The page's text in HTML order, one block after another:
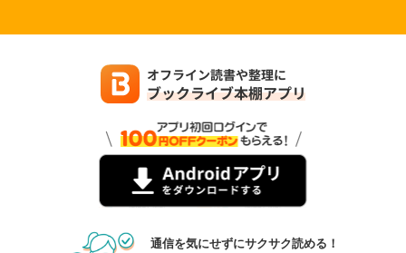
通信を気にせずにサクサク読める！